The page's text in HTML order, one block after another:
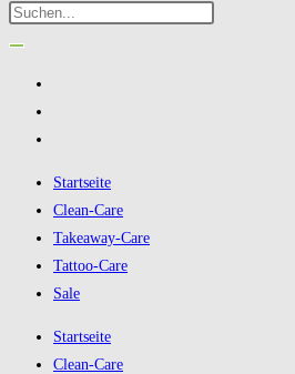
Startseite
Clean-Care
Takeaway-Care
Tattoo-Care
Sale
Startseite
Clean-Care